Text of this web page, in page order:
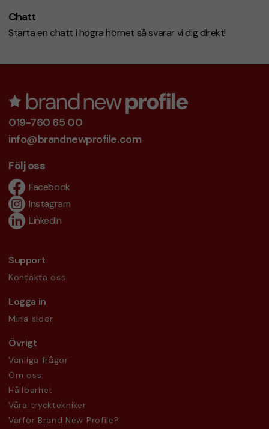
Chatt
Starta en chatt i högra hörnet så svarar vi dig direkt!
019-760 65 00
info@brandnewprofile.com
Följ oss
Facebook
Instagram
LinkedIn
Support
Kontakta oss
Logga in
Mina sidor
Övrigt
Vanliga frågor
Om oss
Hållbarhet
Våra trycktekniker
Varför Brand New Profile?